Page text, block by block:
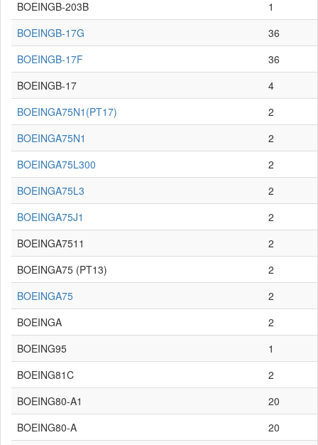
BOEINGB-203B
1
BOEINGB-17G
36
BOEINGB-17F
36
BOEINGB-17
4
BOEINGA75N1(PT17)
2
BOEINGA75N1
2
BOEINGA75L300
2
BOEINGA75L3
2
BOEINGA75J1
2
BOEINGA7511
2
BOEINGA75 (PT13)
2
BOEINGA75
2
BOEINGA
2
BOEING95
1
BOEING81C
2
BOEING80-A1
20
BOEING80-A
20